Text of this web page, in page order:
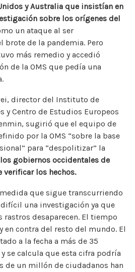
y Australia que insistían en
sobre los orígenes del
un ataque al ser
brote de la pandemia. Pero
más remedio y accedió
de la OMS que pedía una
director del Instituto de
y Centro de Estudios Europeos
sugirió que el equipo de
por la OMS “sobre la base
para “despolitizar” la
gobiernos occidentales de
verificar los hechos.
que sigue transcurriendo
una investigación ya que
rastros desaparecen. El tiempo
en contra del resto del mundo. El
a la fecha a más de 35
se calcula que esta cifra podría
de un millón de ciudadanos han